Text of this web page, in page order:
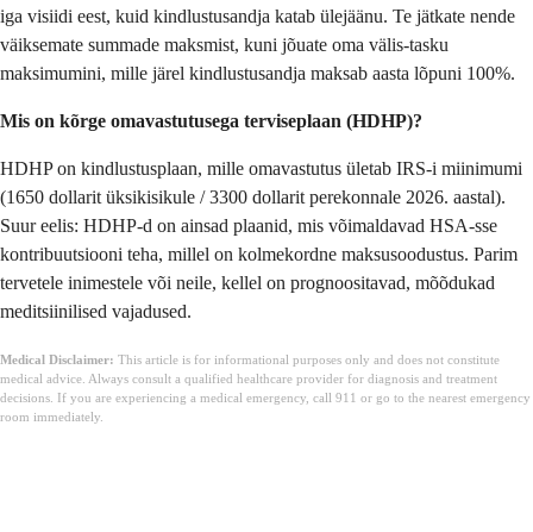
iga visiidi eest, kuid kindlustusandja katab ülejäänu. Te jätkate nende
väiksemate summade maksmist, kuni jõuate oma välis-tasku
maksimumini, mille järel kindlustusandja maksab aasta lõpuni 100%.
Mis on kõrge omavastutusega terviseplaan (HDHP)?
HDHP on kindlustusplaan, mille omavastutus ületab IRS-i miinimumi
(1650 dollarit üksikisikule / 3300 dollarit perekonnale 2026. aastal).
Suur eelis: HDHP-d on ainsad plaanid, mis võimaldavad HSA-sse
kontribuutsiooni teha, millel on kolmekordne maksusoodustus. Parim
tervetele inimestele või neile, kellel on prognoositavad, mõõdukad
meditsiinilised vajadused.
Medical Disclaimer: This article is for informational purposes only and does not constitute
medical advice. Always consult a qualified healthcare provider for diagnosis and treatment
decisions. If you are experiencing a medical emergency, call 911 or go to the nearest emergency
room immediately.